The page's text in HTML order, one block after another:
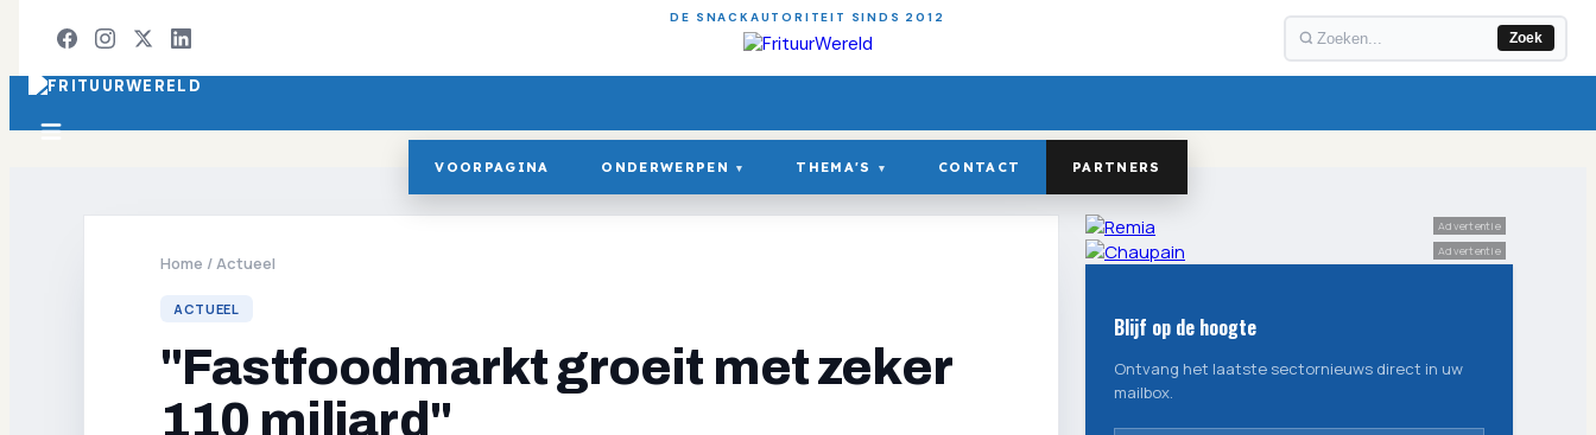
DE SNACKAUTORITEIT SINDS 2012
Zoek
VOORPAGINA ONDERWERPEN ▾ THEMA'S ▾ CONTACT PARTNERS
Home /Actueel
ACTUEEL
"Fastfoodmarkt groeit met zeker
110 miljard"
Advertentie
Advertentie
Blijf op de hoogte
Ontvang het laatste sectornieuws direct in uw
mailbox.